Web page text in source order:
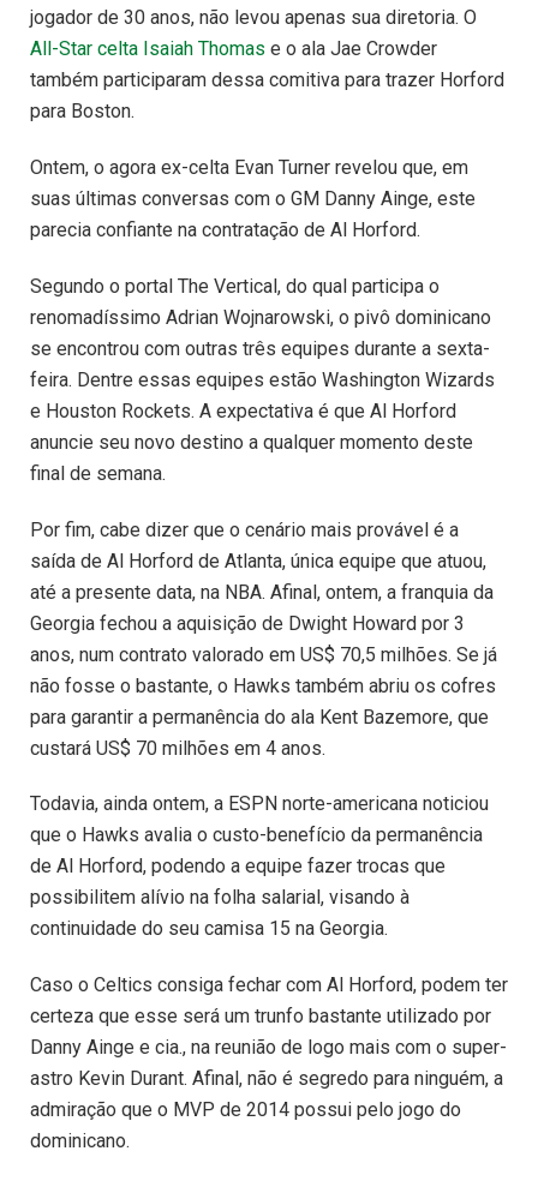
jogador de 30 anos, não levou apenas sua diretoria. O
All-Star celta Isaiah Thomas e o ala Jae Crowder
também participaram dessa comitiva para trazer Horford
para Boston.
Ontem, o agora ex-celta Evan Turner revelou que, em
suas últimas conversas com o GM Danny Ainge, este
parecia confiante na contratação de Al Horford.
Segundo o portal The Vertical, do qual participa o
renomadíssimo Adrian Wojnarowski, o pivô dominicano
se encontrou com outras três equipes durante a sexta-
feira. Dentre essas equipes estão Washington Wizards
e Houston Rockets. A expectativa é que Al Horford
anuncie seu novo destino a qualquer momento deste
final de semana.
Por fim, cabe dizer que o cenário mais provável é a
saída de Al Horford de Atlanta, única equipe que atuou,
até a presente data, na NBA. Afinal, ontem, a franquia da
Georgia fechou a aquisição de Dwight Howard por 3
anos, num contrato valorado em US$ 70,5 milhões. Se já
não fosse o bastante, o Hawks também abriu os cofres
para garantir a permanência do ala Kent Bazemore, que
custará US$ 70 milhões em 4 anos.
Todavia, ainda ontem, a ESPN norte-americana noticiou
que o Hawks avalia o custo-benefício da permanência
de Al Horford, podendo a equipe fazer trocas que
possibilitem alívio na folha salarial, visando à
continuidade do seu camisa 15 na Georgia.
Caso o Celtics consiga fechar com Al Horford, podem ter
certeza que esse será um trunfo bastante utilizado por
Danny Ainge e cia., na reunião de logo mais com o super-
astro Kevin Durant. Afinal, não é segredo para ninguém, a
admiração que o MVP de 2014 possui pelo jogo do
dominicano.